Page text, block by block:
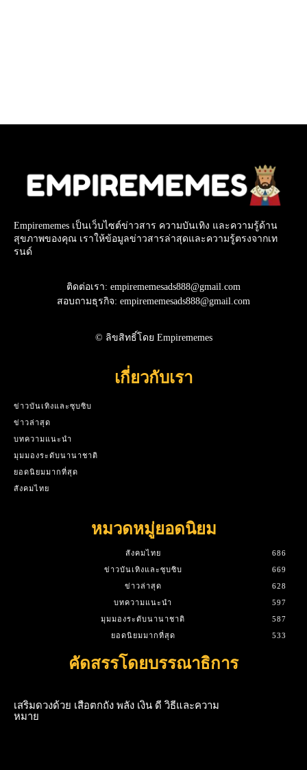
Empirememes เป็นเว็บไซต์ข่าวสาร ความบันเทิง และความรู้ด้าน
สุขภาพของคุณ เราให้ข้อมูลข่าวสารล่าสุดและความรู้ตรงจากเท
รนด์
ติดต่อเรา: empirememesads888@gmail.com
สอบถามธุรกิจ: empirememesads888@gmail.com
© ลิขสิทธิ์โดย Empirememes
เกี่ยวกับเรา
ข่าวบันเทิงและซุบซิบ
ข่าวล่าสุด
บทความแนะนำ
มุมมองระดับนานาชาติ
ยอดนิยมมากที่สุด
สังคมไทย
หมวดหมู่ยอดนิยม
สังคมไทย
686
ข่าวบันเทิงและซุบซิบ
669
ข่าวล่าสุด
628
บทความแนะนำ
597
มุมมองระดับนานาชาติ
587
ยอดนิยมมากที่สุด
533
คัดสรรโดยบรรณาธิการ
เสริมดวงด้วย เสือตกถัง พลัง เงิน ดี วิธีและความ
หมาย